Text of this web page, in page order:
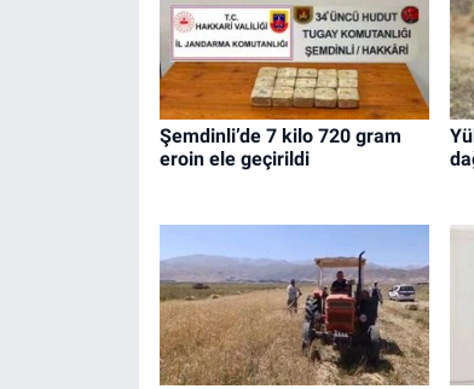
Şemdinli’de 7 kilo 720 gram
eroin ele geçirildi